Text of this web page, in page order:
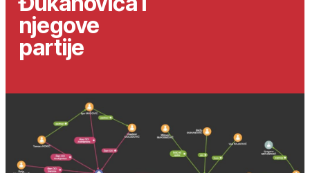
njegove
partije